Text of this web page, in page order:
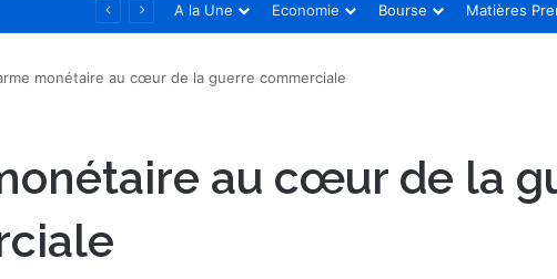
A la Une Economie Bourse Matières
monétaire au cœur de la guerre commerciale
au cœur de la